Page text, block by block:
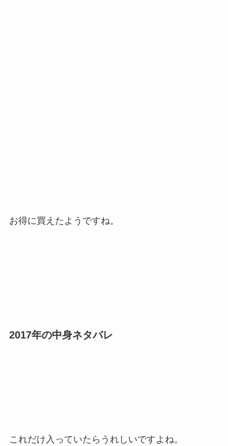
お得に買えたようですね。
2017年の中身ネタバレ
これだけ入っていたらうれしいですよね。